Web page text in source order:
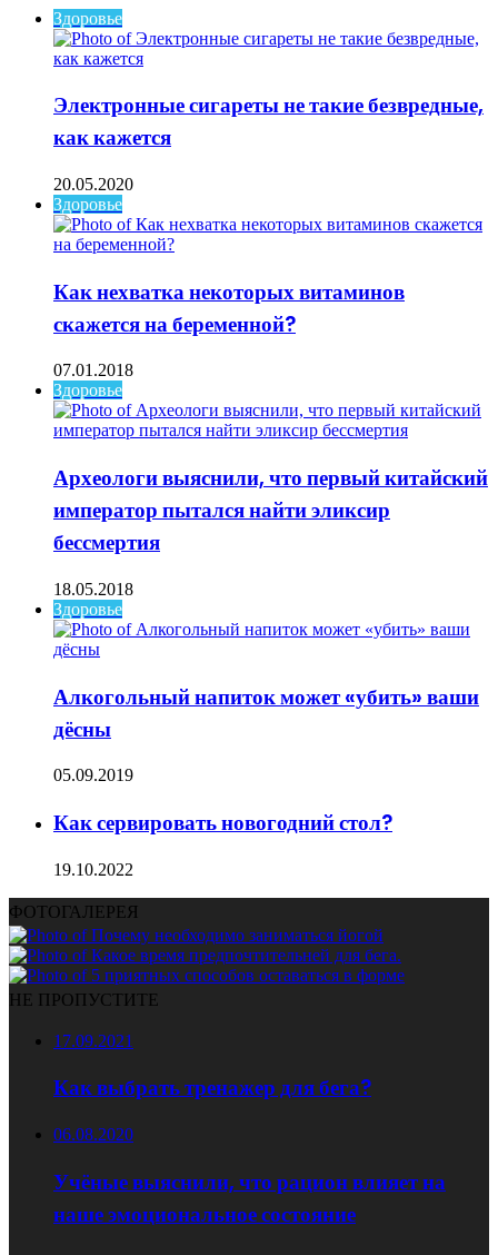
Здоровье
Электронные сигареты не такие безвредные,
как кажется
20.05.2020
Здоровье
Как нехватка некоторых витаминов
скажется на беременной?
07.01.2018
Здоровье
Археологи выяснили, что первый китайский
император пытался найти эликсир
бессмертия
18.05.2018
Здоровье
Алкогольный напиток может «убить» ваши
дёсны
05.09.2019
Как сервировать новогодний стол?
19.10.2022
ФОТОГАЛЕРЕЯ
НЕ ПРОПУСТИТЕ
17.09.2021
Как выбрать тренажер для бега?
06.08.2020
Учёные выяснили, что рацион влияет на
наше эмоциональное состояние